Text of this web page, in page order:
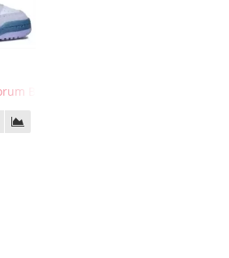
Buckle Low Purple Blue